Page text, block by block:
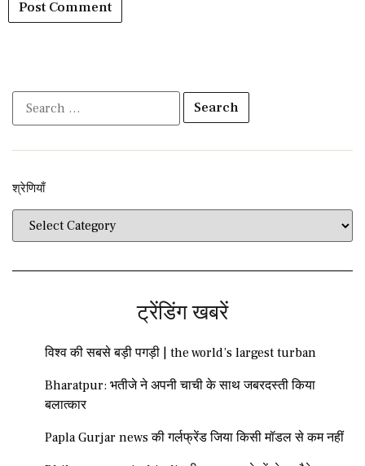
श्रेणियाँ​​
ट्रेंडिंग खबरें
विश्व की सबसे बड़ी पगड़ी | the world’s largest turban
Bharatpur: भतीजे ने अपनी चाची के साथ जबरदस्ती किया
बलात्कार
Papla Gurjar news की गर्लफ्रेंड जिया किसी मॉडल से कम नहीं